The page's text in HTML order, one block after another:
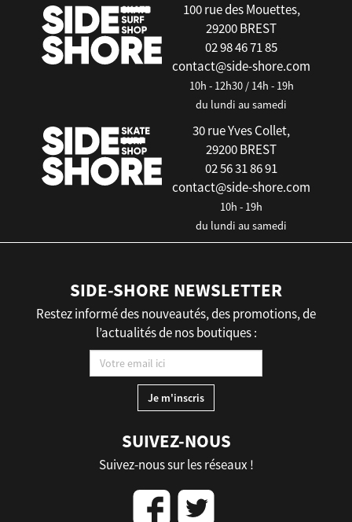
100 rue des Mouettes,
29200 BREST
02 98 46 71 85
contact@side-shore.com
10h - 12h30 / 14h - 19h
du lundi au samedi
30 rue Yves Collet,
29200 BREST
02 56 31 86 91
contact@side-shore.com
10h - 19h
du lundi au samedi
SIDE-SHORE NEWSLETTER
Restez informé des nouveautés, des promotions, de
l’actualités de nos boutiques :
SUIVEZ-NOUS
Suivez-nous sur les réseaux !